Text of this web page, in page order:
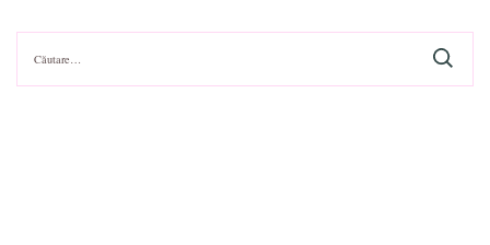
Caută
după: